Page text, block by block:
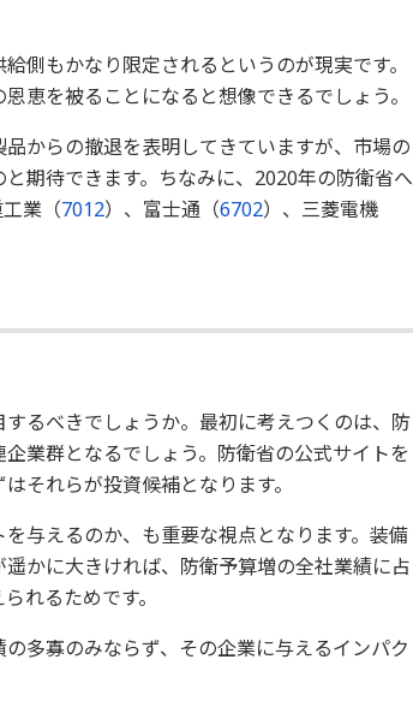
側もかなり限定されるというのが現実です。
恵を被ることになると想像できるでしょう。
からの撤退を表明してきていますが、市場の
期待できます。ちなみに、2020年の防衛省へ
業（7012）、富士通（6702）、三菱電機
るべきでしょうか。最初に考えつくのは、防
業群となるでしょう。防衛省の公式サイトを
それらが投資候補となります。
与えるのか、も重要な視点となります。装備
かに大きければ、防衛予算増の全社業績に占
れるためです。
多寡のみならず、その企業に与えるインパク